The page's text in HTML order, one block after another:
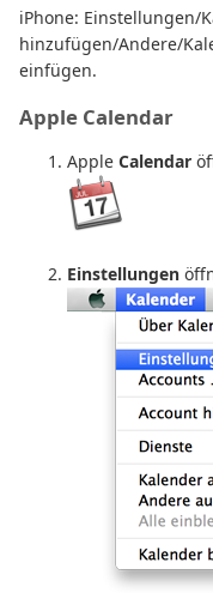
iPhone: Einstellungen/
hinzufügen/Andere/
einfügen.
Apple Calendar
Apple Calendar
Einstellungen